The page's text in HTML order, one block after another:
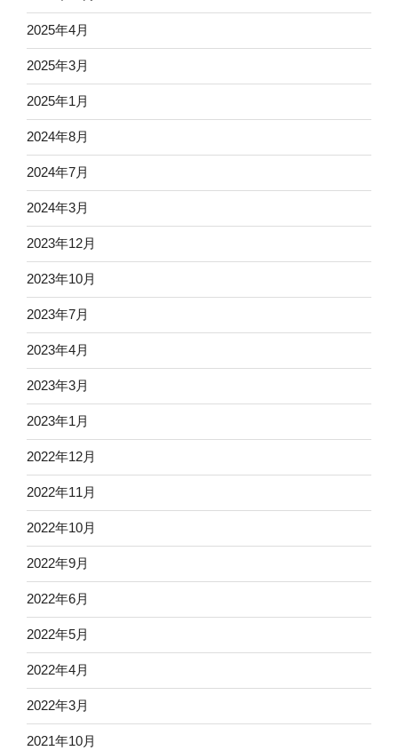
2025年4月
2025年3月
2025年1月
2024年8月
2024年7月
2024年3月
2023年12月
2023年10月
2023年7月
2023年4月
2023年3月
2023年1月
2022年12月
2022年11月
2022年10月
2022年9月
2022年6月
2022年5月
2022年4月
2022年3月
2021年10月